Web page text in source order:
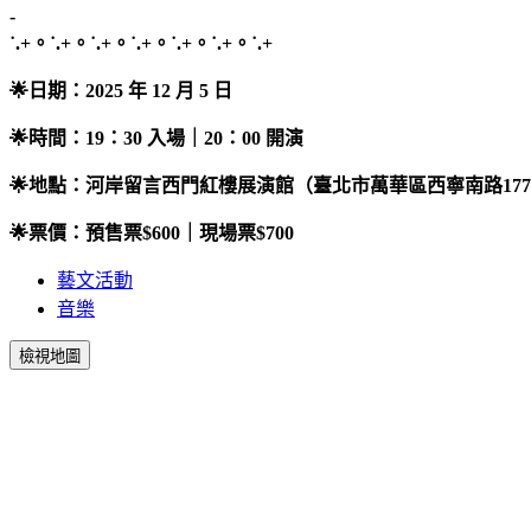
-
˙.+。˙.+。˙.+。˙.+。˙.+。˙.+。˙.+
🌟日期：2025 年 12 月 5 日
🌟時間：19：30 入場｜20：00 開演
🌟地點：河岸留言西門紅樓展演館（臺北市萬華區西寧南路
🌟票價：預售票$600｜現場票$700
藝文活動
音樂
檢視地圖